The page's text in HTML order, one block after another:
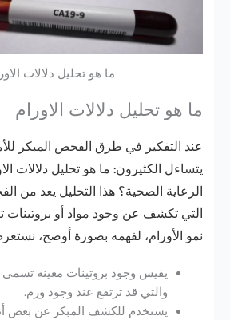
ما هو تحليل دلالات
ما هو تحليل دلالات الاورام
عند التفكير في طرق الفحص المبكر
يتساءل الكثيرون: ما هو تحليل دلالات
الرعاية الصحية؟ هذا التحليل يعد من
التي تكشف عن وجود مواد أو بروتينات
نمو الأورام، لفهمه بصورة أوضح،
والتي قد ترتفع عند وجود ورم.
يستخدم للكشف المبكر عن بعض